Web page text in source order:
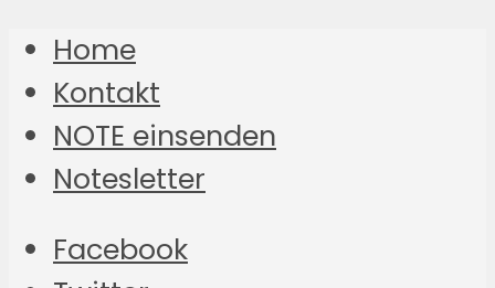
Home
Kontakt
NOTE einsenden
Notesletter
Facebook